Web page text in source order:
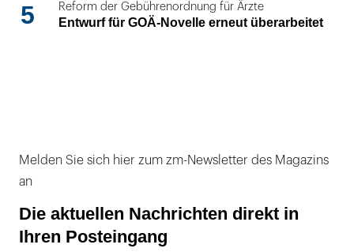
5 Reform der Gebührenordnung für Ärzte
Entwurf für GOÄ-Novelle erneut überarbeitet
Melden Sie sich hier zum zm-Newsletter des Magazins
an
Die aktuellen Nachrichten direkt in
Ihren Posteingang